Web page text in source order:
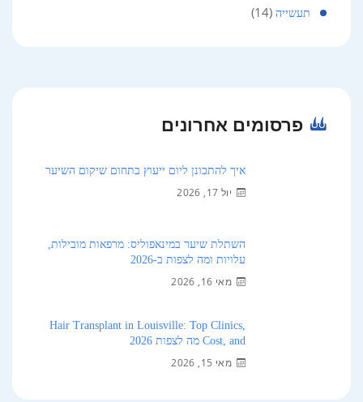
תעשייה (14)
פרסומים אחרונים
איך להתכונן ליום ייעוץ בתחום שיקום השיער
יול 17, 2026
השתלת שיער במינאפוליס: מרפאות מובילות,
עלויות ומה לצפות ב-2026
מאי 16, 2026
Hair Transplant in Louisville: Top Clinics,
Cost, and מה לצפות 2026
מאי 15, 2026